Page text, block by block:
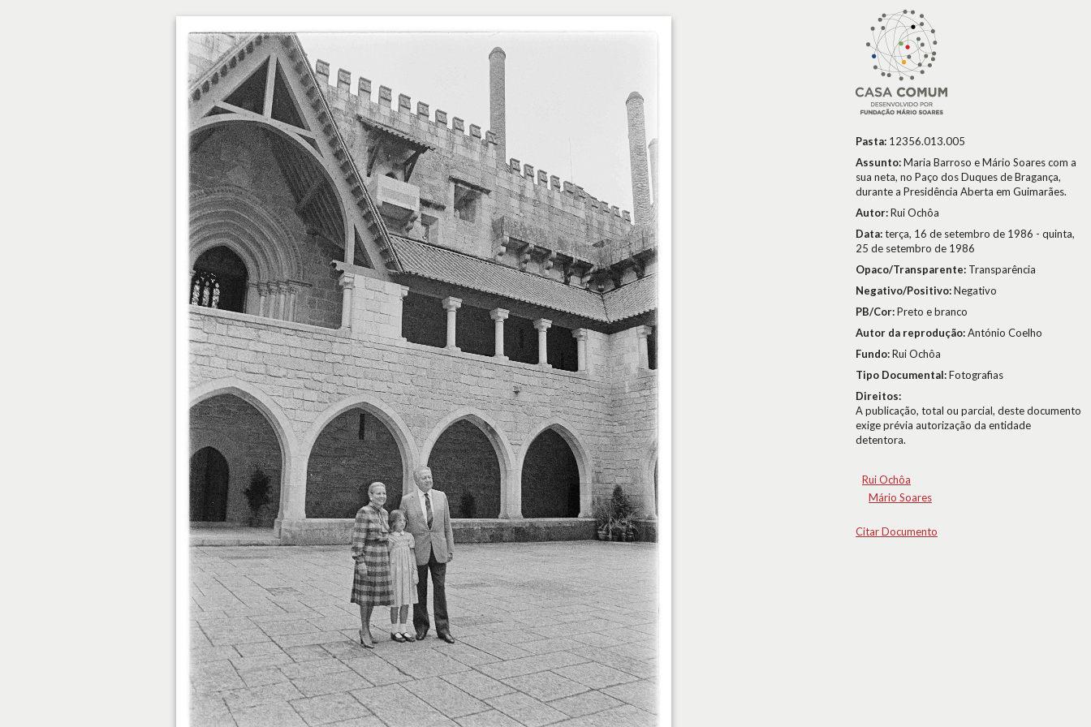
Pasta: 12356.013.005
Assunto:Maria Barroso e Mário Soares com a
sua neta, no Paço dos Duques de Bragança,
durante a Presidência Aberta em Guimarães.
Autor:Rui Ochôa
Data:terça, 16 de setembro de 1986 - quinta,
25 de setembro de 1986
Opaco/Transparente: Transparência
Negativo/Positivo:Negativo
PB/Cor:Preto e branco
Autor da reprodução:António Coelho
Fundo:Rui Ochôa
Tipo Documental:Fotografias
Direitos:
A publicação, total ou parcial, deste documento
exige prévia autorização da entidade
detentora.
Rui Ochôa
Mário Soares
Citar Documento